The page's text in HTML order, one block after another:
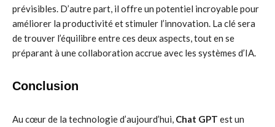
prévisibles. D’autre part, il offre un potentiel incroyable pour
améliorer la productivité et stimuler l’innovation. La clé sera
de trouver l’équilibre entre ces deux aspects, tout en se
préparant à une collaboration accrue avec les systèmes d’IA.
Conclusion
Au cœur de la technologie d’aujourd’hui, Chat GPT est un